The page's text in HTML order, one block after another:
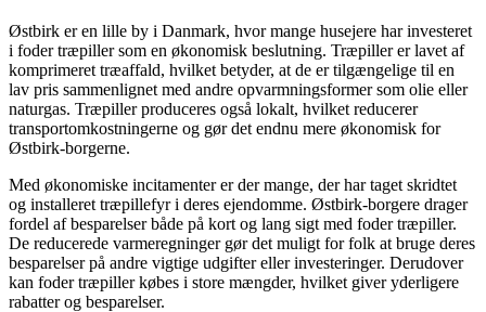
Østbirk er en lille by i Danmark, hvor mange husejere har investeret
i foder træpiller som en økonomisk beslutning. Træpiller er lavet af
komprimeret træaffald, hvilket betyder, at de er tilgængelige til en
lav pris sammenlignet med andre opvarmningsformer som olie eller
naturgas. Træpiller produceres også lokalt, hvilket reducerer
transportomkostningerne og gør det endnu mere økonomisk for
Østbirk-borgerne.
Med økonomiske incitamenter er der mange, der har taget skridtet
og installeret træpillefyr i deres ejendomme. Østbirk-borgere drager
fordel af besparelser både på kort og lang sigt med foder træpiller.
De reducerede varmeregninger gør det muligt for folk at bruge deres
besparelser på andre vigtige udgifter eller investeringer. Derudover
kan foder træpiller købes i store mængder, hvilket giver yderligere
rabatter og besparelser.